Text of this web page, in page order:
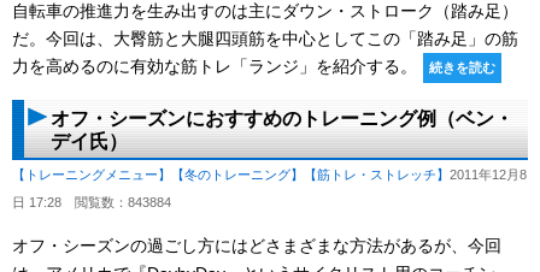
自転車の推進力を生み出すのは主にダウン・ストローク（踏み足）
だ。今回は、大臀筋と大腿四頭筋を中心としてこの「踏み足」の筋
力を高めるのに有効な筋トレ「ランジ」を紹介する。
続きを読む
オフ・シーズンにおすすめのトレーニング例（ベン・
デイ氏）
【トレーニングメニュー】 【冬のトレーニング】 【筋トレ・ストレッチ】 2011年12月8
日 17:28 閲覧数：843884
オフ・シーズンの過ごし方にはどさまざまな方法があるが、今回